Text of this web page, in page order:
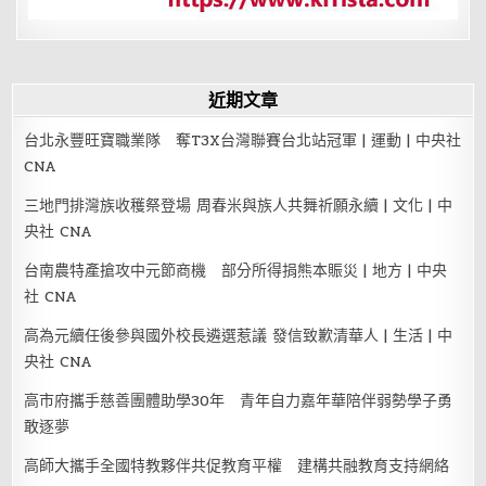
近期文章
台北永豐旺寶職業隊 奪T3X台灣聯賽台北站冠軍 | 運動 | 中央社
CNA
三地門排灣族收穫祭登場 周春米與族人共舞祈願永續 | 文化 | 中
央社 CNA
台南農特產搶攻中元節商機 部分所得捐熊本賑災 | 地方 | 中央
社 CNA
高為元續任後參與國外校長遴選惹議 發信致歉清華人 | 生活 | 中
央社 CNA
高市府攜手慈善團體助學30年 青年自力嘉年華陪伴弱勢學子勇
敢逐夢
高師大攜手全國特教夥伴共促教育平權 建構共融教育支持網絡